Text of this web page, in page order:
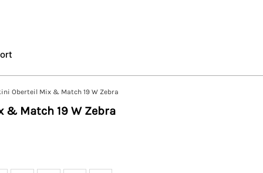
Oberteil Mix & Match 19 W Zebra
Match 19 W Zebra